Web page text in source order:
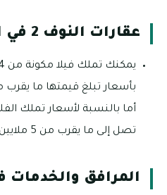
عقارات النوف 2 في الشارقة
تصل إلى ما يقرب من 5 ملايين درهم إماراتي.
المرافق والخدمات